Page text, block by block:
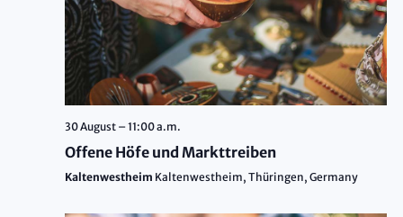
30 August – 11:00 a.m.
Offene Höfe und Markttreiben
Kaltenwestheim Kaltenwestheim, Thüringen, Germany